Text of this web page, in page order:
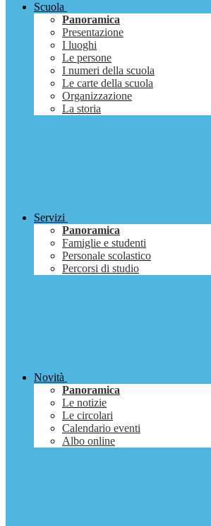
Scuola
Panoramica
Presentazione
I luoghi
Le persone
I numeri della scuola
Le carte della scuola
Organizzazione
La storia
Servizi
Panoramica
Famiglie e studenti
Personale scolastico
Percorsi di studio
Novità
Panoramica
Le notizie
Le circolari
Calendario eventi
Albo online